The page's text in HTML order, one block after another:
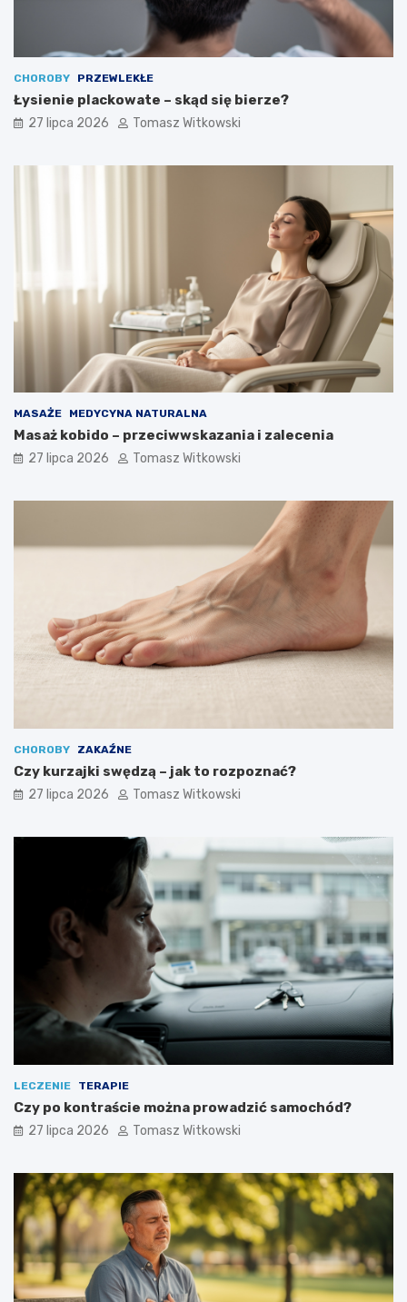
CHOROBY PRZEWLEKŁE
Łysienie plackowate – skąd się bierze?
27 lipca 2026 Tomasz Witkowski
MASAŻE MEDYCYNA NATURALNA
Masaż kobido – przeciwwskazania i zalecenia
27 lipca 2026 Tomasz Witkowski
CHOROBY ZAKAŹNE
Czy kurzajki swędzą – jak to rozpoznać?
27 lipca 2026 Tomasz Witkowski
LECZENIE TERAPIE
Czy po kontraście można prowadzić samochód?
27 lipca 2026 Tomasz Witkowski